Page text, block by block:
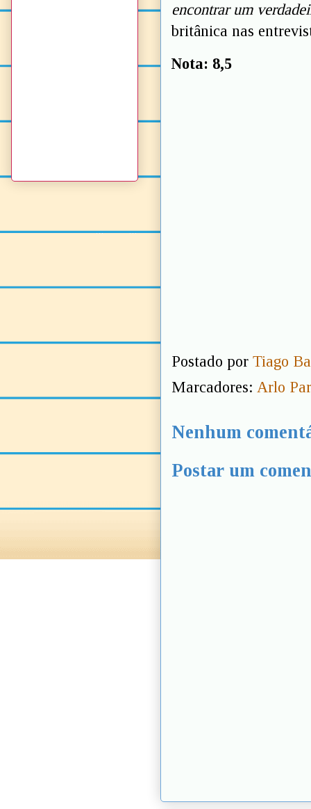
encontrar um
britânica nas
Nota: 8,5
Postado por Tiago
Marcadores: Arlo
Nenhum
Postar um